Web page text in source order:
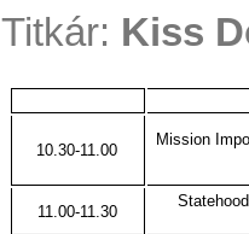
Titkár: Kiss
10.30-11.00
Mission
11.00-11.30